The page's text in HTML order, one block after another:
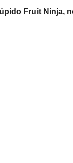
Fruit Ninja,